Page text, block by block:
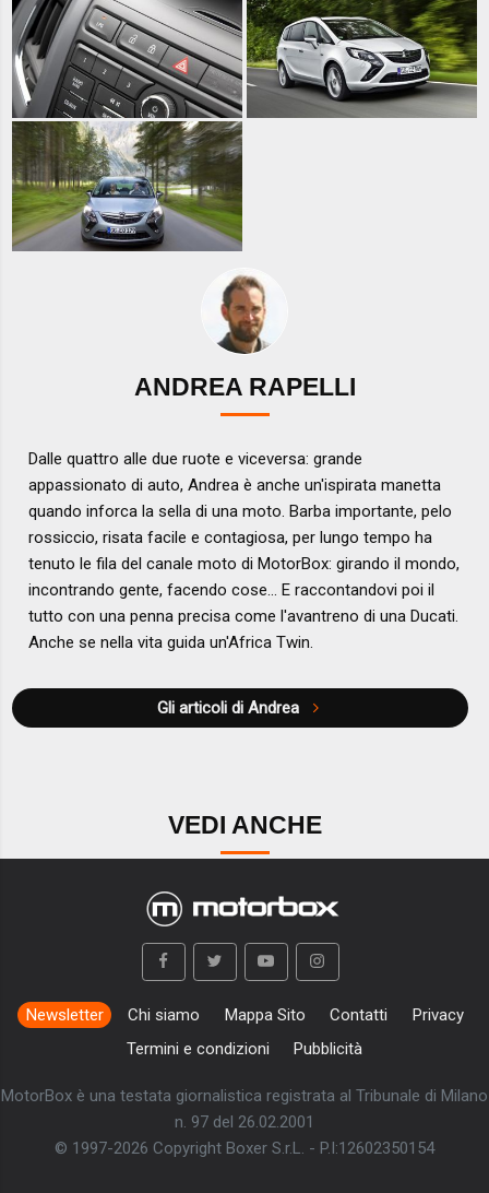
ANDREA RAPELLI
Dalle quattro alle due ruote e viceversa: grande
appassionato di auto, Andrea è anche un'ispirata manetta
quando inforca la sella di una moto. Barba importante, pelo
rossiccio, risata facile e contagiosa, per lungo tempo ha
tenuto le fila del canale moto di MotorBox: girando il mondo,
incontrando gente, facendo cose... E raccontandovi poi il
tutto con una penna precisa come l'avantreno di una Ducati.
Anche se nella vita guida un'Africa Twin.
Gli articoli di Andrea
VEDI ANCHE
Newsletter Chi siamo Mappa Sito Contatti
Privacy
Termini e condizioni
Pubblicità
MotorBox è una testata giornalistica registrata al Tribunale di Milano
n. 97 del 26.02.2001
© 1997-2026 Copyright Boxer S.r.L. - P.I:12602350154